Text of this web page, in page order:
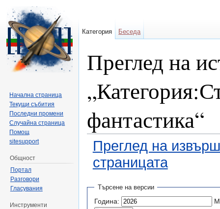
Преглед на
фантастика“
Преглед на
страницата
Търсене на версии
Година:
Категория Беседа
Начална страница
Текущи събития
Последни промени
Случайна страница
Помощ
sitesupport
Общност
Портал
Разговори
Гласувания
Инструменти